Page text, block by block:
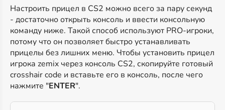
Настроить прицел в CS2 можно всего за пару секунд
- достаточно открыть консоль и ввести консольную
команду ниже. Такой способ используют PRO-игроки,
потому что он позволяет быстро устанавливать
прицелы без лишних меню. Чтобы установить прицел
игрока zemix через консоль CS2, скопируйте готовый
crosshair code и вставьте его в консоль, после чего
нажмите "ENTER".